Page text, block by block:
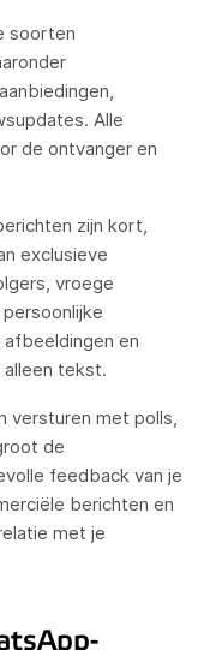
soorten
Alle
de ontvanger en
zijn kort,
exclusieve
vroege
en
tekst.
versturen met polls,
de
feedback van je
berichten en
met je